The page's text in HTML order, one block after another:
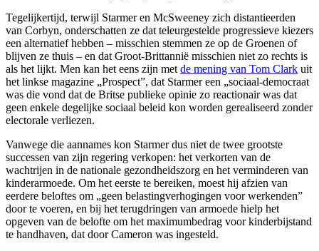
Tegelijkertijd, terwijl Starmer en McSweeney zich distantieerden
van Corbyn, onderschatten ze dat teleurgestelde progressieve kiezers
een alternatief hebben – misschien stemmen ze op de Groenen of
blijven ze thuis – en dat Groot-Brittannië misschien niet zo rechts is
als het lijkt. Men kan het eens zijn met de mening van Tom Clark uit
het linkse magazine „Prospect”, dat Starmer een „sociaal-democraat
was die vond dat de Britse publieke opinie zo reactionair was dat
geen enkele degelijke sociaal beleid kon worden gerealiseerd zonder
electorale verliezen.
Vanwege die aannames kon Starmer dus niet de twee grootste
successen van zijn regering verkopen: het verkorten van de
wachtrijen in de nationale gezondheidszorg en het verminderen van
kinderarmoede. Om het eerste te bereiken, moest hij afzien van
eerdere beloftes om „geen belastingverhogingen voor werkenden”
door te voeren, en bij het terugdringen van armoede hielp het
opgeven van de belofte om het maximumbedrag voor kinderbijstand
te handhaven, dat door Cameron was ingesteld.